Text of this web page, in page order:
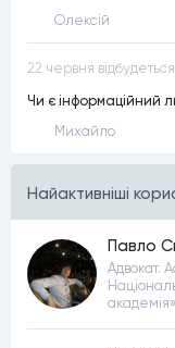
Олексій
Чи є інформаційний
Михайло
Найактивнiшi
Павло
Адвокат.
академія»